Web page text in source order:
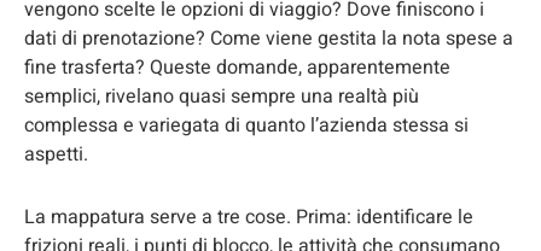
vengono scelte le opzioni di viaggio? Dove finiscono i
dati di prenotazione? Come viene gestita la nota spese a
fine trasferta? Queste domande, apparentemente
semplici, rivelano quasi sempre una realtà più
complessa e variegata di quanto l’azienda stessa si
aspetti.
La mappatura serve a tre cose. Prima: identificare le